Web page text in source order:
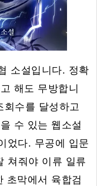
소설입니다. 정확
해도 무방합니
수를 달성하고
수 있는 웹소설
었다. 무공에 입문
쳐줘야 이류 일류
초막에서 육합검